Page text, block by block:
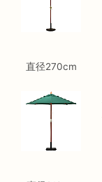
直径270cm